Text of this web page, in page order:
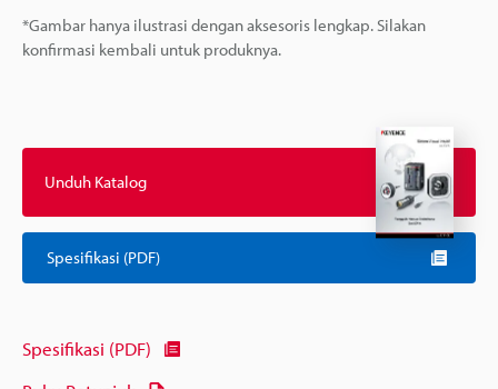
*Gambar hanya ilustrasi dengan aksesoris lengkap. Silakan
konfirmasi kembali untuk produknya.
Unduh Katalog
Spesifikasi (PDF)
Spesifikasi (PDF)